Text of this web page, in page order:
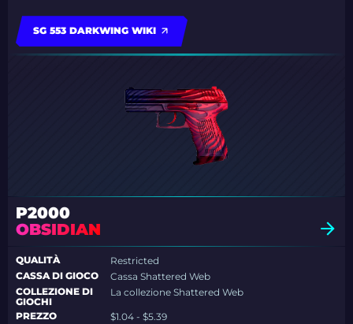
SG 553 DARKWING WIKI
P2000
OBSIDIAN
QUALITÀ
Restricted
CASSA DI GIOCO
Cassa Shattered Web
COLLEZIONE DI
GIOCHI
La collezione Shattered Web
PREZZO
$1.04 - $5.39